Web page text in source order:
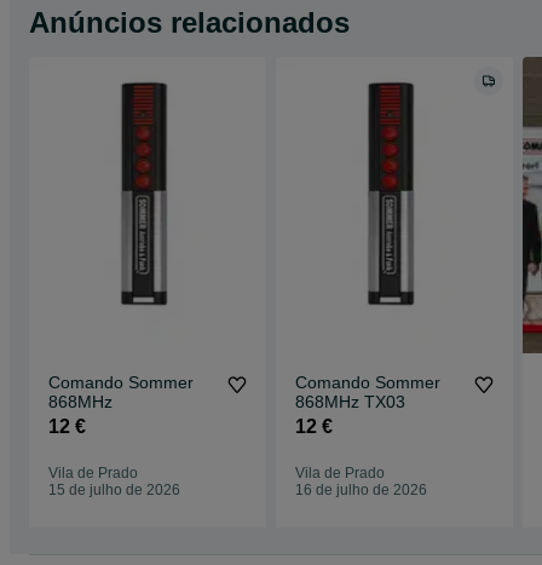
Anúncios relacionados
Comando Sommer
868MHz
12 €
Vila de Prado
15 de julho de 2026
Comando Sommer
868MHz TX03
12 €
Vila de Prado
16 de julho de 2026